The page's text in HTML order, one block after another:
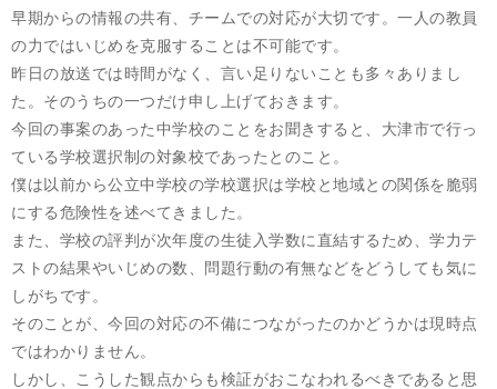
早期からの情報の共有、チームでの対応が大切です。一人の教員
の力ではいじめを克服することは不可能です。
昨日の放送では時間がなく、言い足りないことも多々ありまし
た。そのうちの一つだけ申し上げておきます。
今回の事案のあった中学校のことをお聞きすると、大津市で行っ
ている学校選択制の対象校であったとのこと。
僕は以前から公立中学校の学校選択は学校と地域との関係を脆弱
にする危険性を述べてきました。
また、学校の評判が次年度の生徒入学数に直結するため、学力テ
ストの結果やいじめの数、問題行動の有無などをどうしても気に
しがちです。
そのことが、今回の対応の不備につながったのかどうかは現時点
ではわかりません。
しかし、こうした観点からも検証がおこなわれるべきであると思